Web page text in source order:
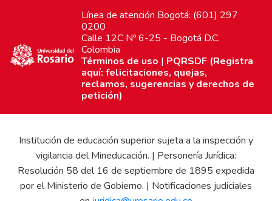
Línea de atención Bogotá: (601) 297
0200
Calle 12C Nº 6-25 - Bogotá D.C.
Colombia
Términos de uso | PQRSDF (Registra
aquí: felicitaciones, quejas,
reclamos, sugerencias y derechos de
petición)
Institución de educación superior sujeta a la inspección y
vigilancia del Mineducación. | Personería Jurídica:
Resolución 58 del 16 de septiembre de 1895 expedida
por el Ministerio de Gobierno. | Notificaciones judiciales